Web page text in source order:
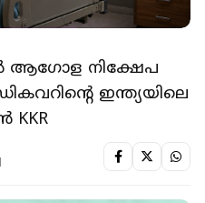
ആഗോള നിക്ഷേപ
ഇന്ത്യയിലെ